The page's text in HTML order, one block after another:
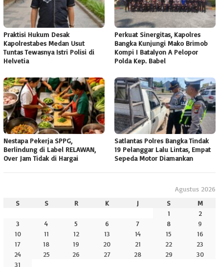
Praktisi Hukum Desak
Kapolrestabes Medan Usut
Tuntas Tewasnya Istri Polisi di
Helvetia
Perkuat Sinergitas, Kapolres
Bangka Kunjungi Mako Brimob
Kompi I Batalyon A Pelopor
Polda Kep. Babel
Nestapa Pekerja SPPG,
Berlindung di Label RELAWAN,
Over Jam Tidak di Hargai
Satlantas Polres Bangka Tindak
19 Pelanggar Lalu Lintas, Empat
Sepeda Motor Diamankan
Agustus 2026
S
S R K J S
M
1
2
3
4 5 6 7 8
9
10
11 12 13 14 15
16
17
18 19 20 21 22
23
24
25 26 27 28 29
30
31